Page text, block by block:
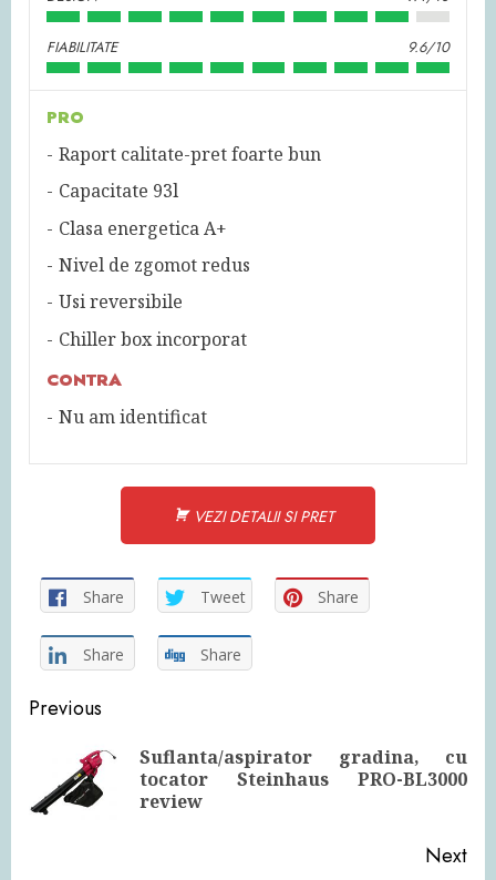
FIABILITATE 9.6/10
PRO
Raport calitate-pret foarte bun
Capacitate 93l
Clasa energetica A+
Nivel de zgomot redus
Usi reversibile
Chiller box incorporat
CONTRA
Nu am identificat
VEZI DETALII SI PRET
Share Tweet Share
Share Share
Continue
Reading
Previous
Suflanta/aspirator gradina, cu
tocator Steinhaus PRO-BL3000
review
Next